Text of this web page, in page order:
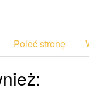
Poleć stronę